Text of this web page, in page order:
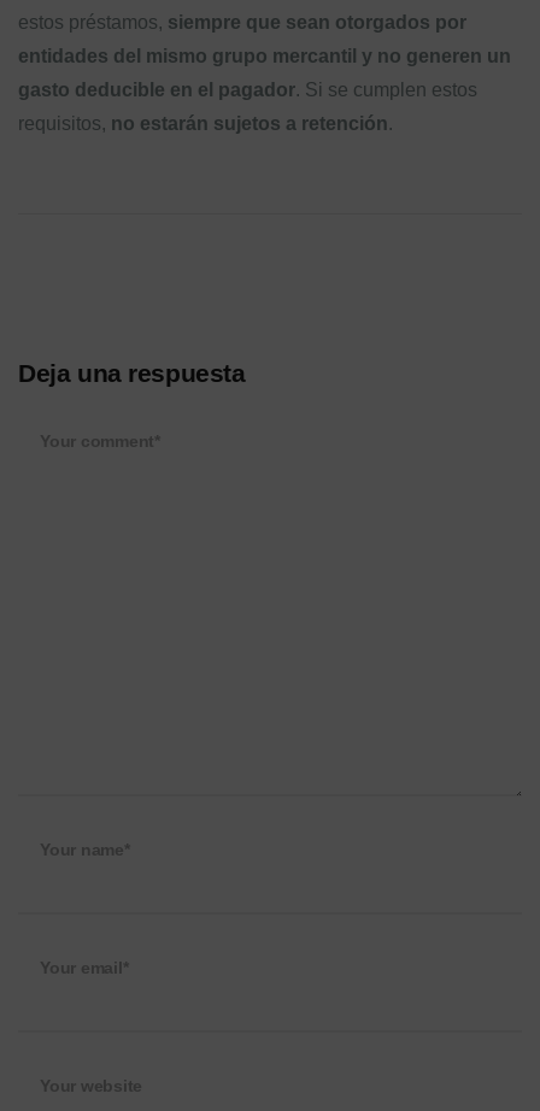
estos préstamos, siempre que sean otorgados por
entidades del mismo grupo mercantil y no generen un
gasto deducible en el pagador. Si se cumplen estos
requisitos, no estarán sujetos a retención.
Deja una respuesta
Your comment*
Your name*
Your email*
Your website